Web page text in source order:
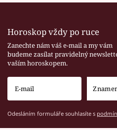
Horoskop vždy po ruce
Zanechte nám váš e-mail a my vám
budeme zasílat pravidelný
vaším horoskopem.
Odesláním formuláře souhlasíte s